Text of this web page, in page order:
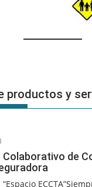
productos y
Colaborativo de
“Espacio